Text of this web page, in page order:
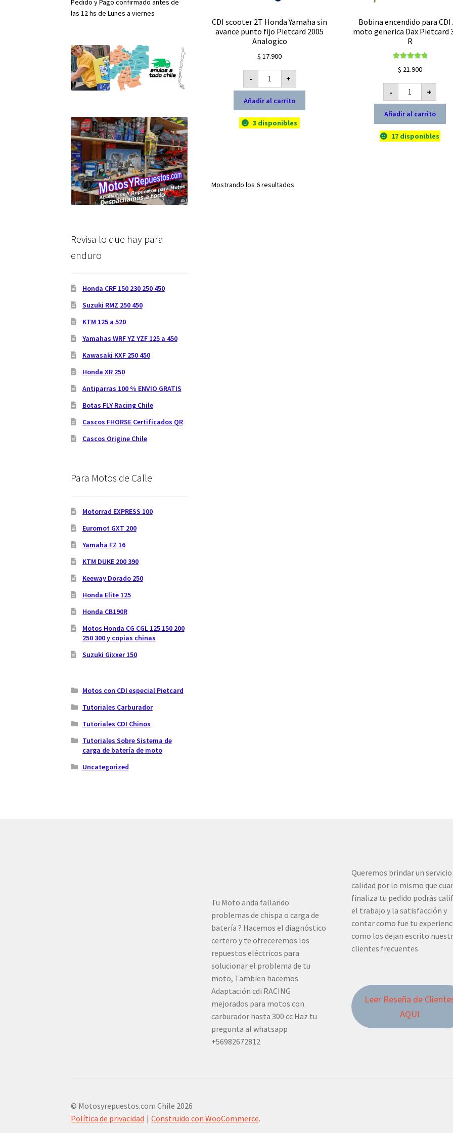
CDI scooter 2T Honda Yamaha sin
avance punto fijo Pietcard 2005
Analogico
$ 17.900
-
CDI
scooter
2T
Yamaha
sin
avance
punto
fijo
+
Añadir al carrito
3 disponibles
Bobina encendido para CDI
moto generica Dax Pietcard
R
5.00
$ 21.900
-
Bobina
encendido
para
AC
generica
Dax
Pietcard
+
Añadir al carrito
17 disponibles
Mostrando los 6 resultados
Pedido y Pago confirmado antes de
las 12 hs de Lunes a viernes
Revisa lo que hay para
enduro
Honda CRF 150 230 250 450
Suzuki RMZ 250 450
KTM 125 a 520
Yamahas WRF YZ YZF 125 a 450
Kawasaki KXF 250 450
Honda XR 250
Antiparras 100 % ENVIO GRATIS
Botas FLY Racing Chile
Cascos FHORSE Certificados QR
Cascos Origine Chile
Para Motos de Calle
Motorrad EXPRESS 100
Euromot GXT 200
Yamaha FZ 16
KTM DUKE 200 390
Keeway Dorado 250
Honda Elite 125
Honda CB190R
Motos Honda CG CGL 125 150 200
250 300 y copias chinas
Suzuki Gixxer 150
Motos con CDI especial Pietcard
Tutoriales Carburador
Tutoriales CDI Chinos
Tutoriales Sobre Sistema de
carga de batería de moto
Uncategorized
Tu Moto anda fallando
problemas de chispa o carga de
batería ? Hacemos el diagnóstico
certero y te ofreceremos los
repuestos eléctricos para
solucionar el problema de tu
moto, Tambien hacemos
Adaptación cdi RACING
mejorados para motos con
carburador hasta 300 cc Haz tu
pregunta al whatsapp
+56982672812
Queremos brindar un servicio
calidad por lo mismo que
finaliza tu pedido podrás
el trabajo y la satisfacción y
contar como fue tu
como los dejan escrito
clientes frecuentes
Leer Reseña de
AQUI
© Motosyrepuestos.com Chile 2026
Política de privacidad
Construido con WooCommerce.